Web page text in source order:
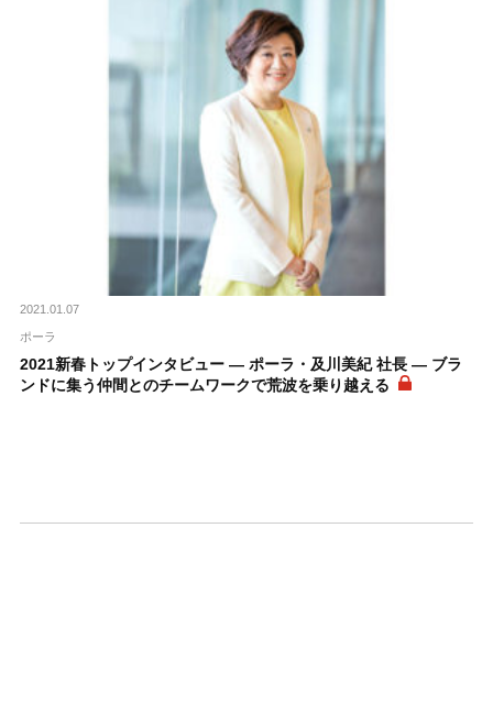
2021.01.07
ポーラ
2021新春トップインタビュー ― ポーラ・及川美紀 社長 ― ブラ
ンドに集う仲間とのチームワークで荒波を乗り越える